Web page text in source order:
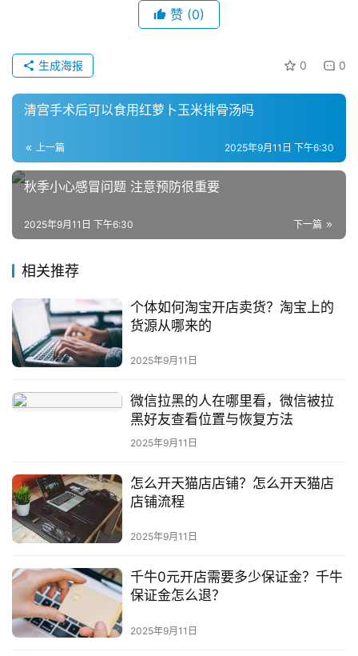
运
播
带
货
引
推
私
域
社
群
社
区
登录 注册
赞 (0)
0 0
生成海报
清宫手术后可以食用红萝卜玉米排骨汤吗
上一篇 2025年9月11日 下午6:30
秋季小心感冒问题 注意预防很重要
下一篇
2025年9月11日 下午6:30
相关推荐
个体如何淘宝开店卖货？淘宝上的
货源从哪来的
2025年9月11日
微信拉黑的人在哪里看，微信被拉
黑好友查看位置与恢复方法
2025年9月11日
怎么开天猫店店铺？怎么开天猫店
店铺流程
2025年9月11日
千牛0元开店需要多少保证金？千牛
保证金怎么退？
2025年9月11日